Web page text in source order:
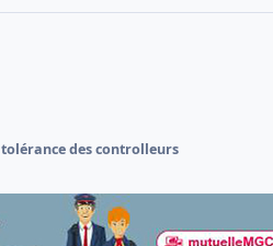
tolérance des controlleurs